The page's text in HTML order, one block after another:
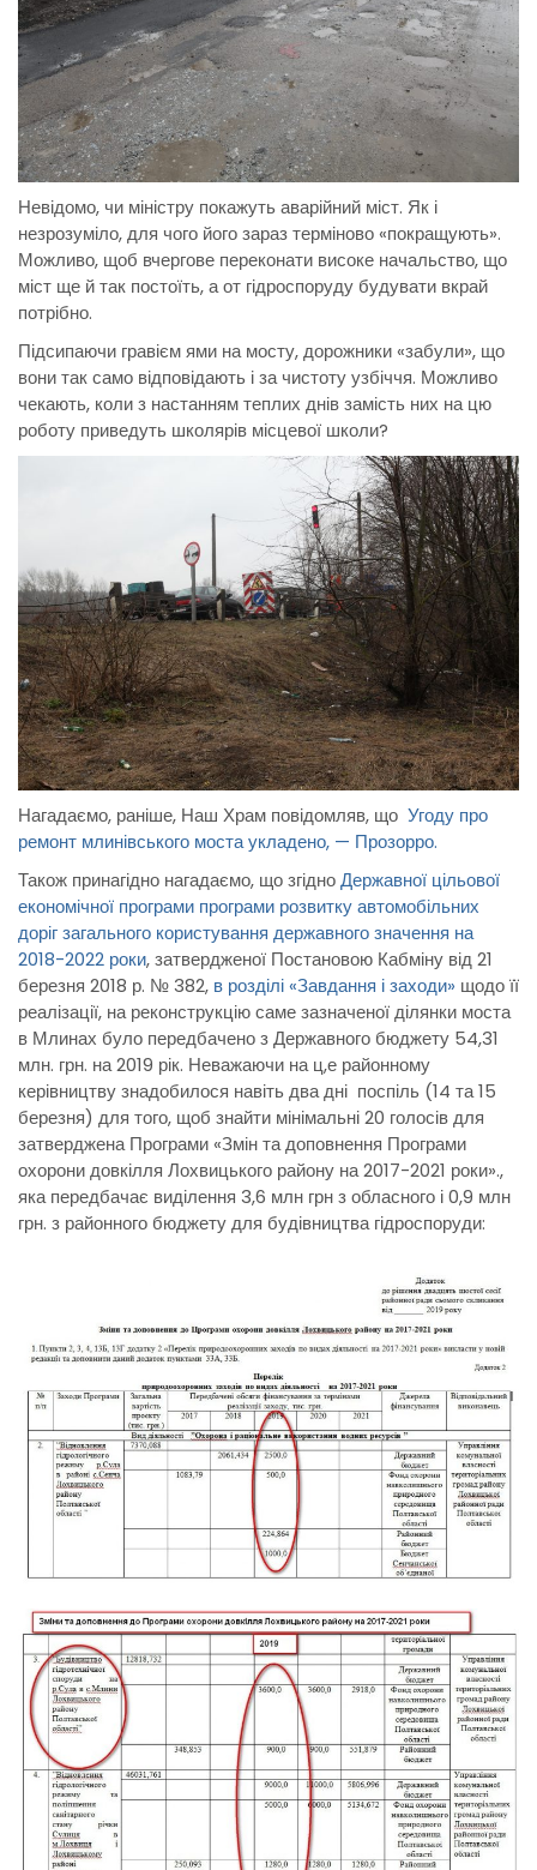
Невідомо, чи міністру покажуть аварійний міст. Як і
незрозуміло, для чого його зараз терміново «покращують».
Можливо, щоб вчергове переконати високе начальство, що
міст ще й так постоїть, а от гідроспоруду будувати вкрай
потрібно.
Підсипаючи гравієм ями на мосту, дорожники «забули», що
вони так само відповідають і за чистоту узбіччя. Можливо
чекають, коли з настанням теплих днів замість них на цю
роботу приведуть школярів місцевої школи?
Нагадаємо, раніше, Наш Храм повідомляв, що Угоду про
ремонт млинівського моста укладено, — Прозорро.
Також принагідно нагадаємо, що згідноДержавної цільової
економічної програми програми розвитку автомобільних
доріг загального користування державного значення на
2018-2022 роки, затвердженої Постановою Кабміну від 21
березня 2018 р. № 382, в розділі «Завдання і заходи» щодо її
реалізації, на реконструкцію саме зазначеної ділянки моста
в Млинах було передбачено з Державного бюджету 54,31
млн. грн. на 2019 рік. Неважаючи на ц,е районному
керівництву знадобилося навіть два дні поспіль (14 та 15
березня) для того, щоб знайти мінімальні 20 голосів для
затверджена Програми «Змін та доповнення Програми
охорони довкілля Лохвицького району на 2017-2021 роки».,
яка передбачає виділення 3,6 млн грн з обласного і 0,9 млн
грн. з районного бюджету для будівництва гідроспоруди: